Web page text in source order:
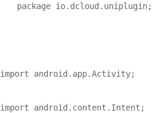
package io.dcloud.uniplugin;
import android.app.Activity;
import android.content.Intent;